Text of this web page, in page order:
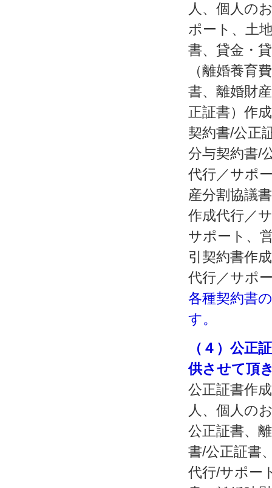
人、個人の
ポート、土
書、貸金・
（離婚養育
書、離婚財
正証書）作
契約書/公正
分与契約書/
代行／サポ
産分割協議
作成代行／
サポート、
引契約書作
代行／サポ
各種契約書
す。
（４）公正
供させて頂
公正証書作
人、個人の
公正証書、
書/公正証書
代行/サポー